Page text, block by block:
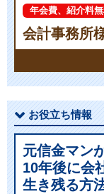
年会費、紹介料無
会計事務所
お役立ち情報
元信金マン
10年後に会
生き残る方法